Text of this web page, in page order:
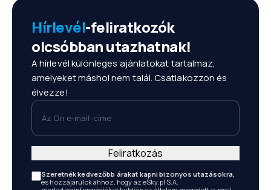
Hírlevél-feliratkozók
olcsóbban utazhatnak!
A hírlevél különleges ajánlatokat tartalmaz,
amelyeket máshol nem talál. Csatlakozzon és
élvezze!
Az Ön e-mail-címe
Szeretnék kedvezőbb árakat kapni bizonyos utazásokra,
és hozzájárulok ahhoz, hogy az eSky.pl S.A.
Feliratkozás